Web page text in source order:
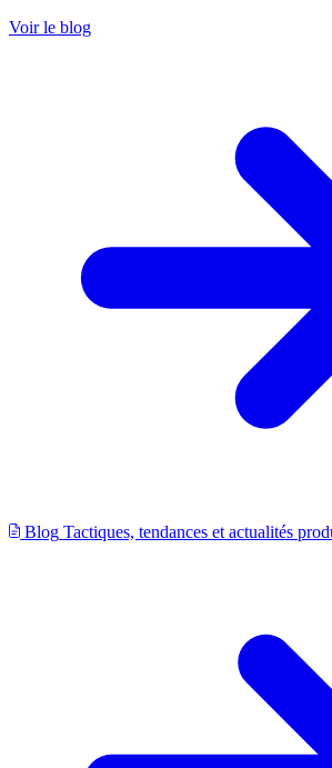
Voir le blog
Blog Tactiques, tendances et actualités